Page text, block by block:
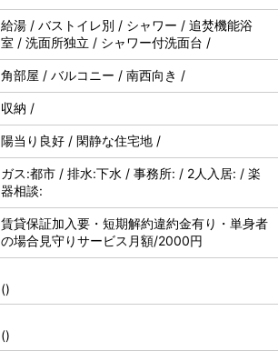
給湯 / バストイレ別 / シャワー / 追焚機能浴
室 / 洗面所独立 / シャワー付洗面台 /
角部屋 / バルコニー / 南西向き /
収納 /
陽当り良好 / 閑静な住宅地 /
ガス:都市 / 排水:下水 / 事務所: / 2人入居: / 楽
器相談:
賃貸保証加入要・短期解約違約金有り・単身者
の場合見守りサービス月額/2000円
()
()